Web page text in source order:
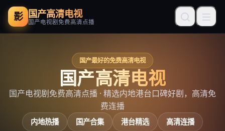
影 国产高清电视
国产电视剧免费高清点播
国产最好的免费高清电视
国产高清电视
国产电视剧免费高清点播 · 精选内地港台口碑好剧，高清免
费连播
内地热播 国产合集 港台精选
高清连播